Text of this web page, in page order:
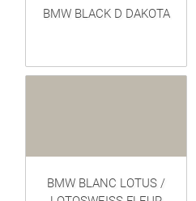
BMW BLACK D DAKOTA
BMW BLANC LOTUS /